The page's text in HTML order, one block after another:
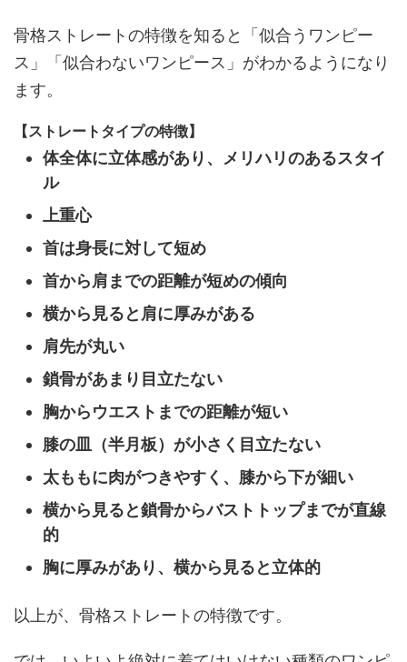
骨格ストレートの特徴を知ると「似合うワンピー
ス」「似合わないワンピース」がわかるようになり
ます。
【ストレートタイプの特徴】
体全体に立体感があり、メリハリのあるスタイ
ル
上重心
首は身長に対して短め
首から肩までの距離が短めの傾向
横から見ると肩に厚みがある
肩先が丸い
鎖骨があまり目立たない
胸からウエストまでの距離が短い
膝の皿（半月板）が小さく目立たない
太ももに肉がつきやすく、膝から下が細い
横から見ると鎖骨からバストトップまでが直線
的
胸に厚みがあり、横から見ると立体的
以上が、骨格ストレートの特徴です。